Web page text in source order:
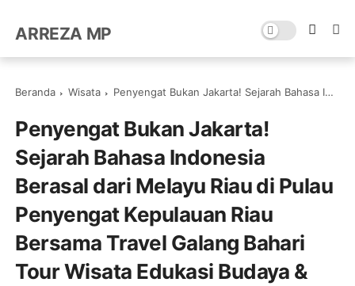
ARREZA MP
Beranda Wisata Penyengat Bukan Jakarta! Sejarah Bahasa Indonesia Berasal dari Melayu Riau di Pulau Penyengat Kepulauan Riau Bersama Travel Galang Bahari Tour Wisata Edukasi Budaya & Heritage Kepri Telp 0821-8685-2221
Penyengat Bukan Jakarta!
Sejarah Bahasa Indonesia
Berasal dari Melayu Riau di Pulau
Penyengat Kepulauan Riau
Bersama Travel Galang Bahari
Tour Wisata Edukasi Budaya &